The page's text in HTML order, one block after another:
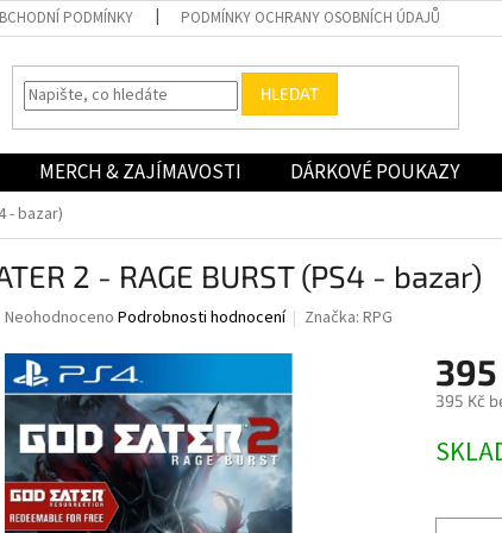
PODMÍNKY PODMÍNKY OCHRANY OSOBNÍCH ÚDAJŮ
HLEDAT
MERCH & ZAJÍMAVOSTI DÁRKOVÉ POUKAZY
- bazar)
2 - RAGE BURST (PS4 - bazar)
Průměrné
produktu
je
0,0
5
hvězdiček.
Neohodnoceno Podrobnosti hodnocení Značka:RPG
395 Kč
cena: